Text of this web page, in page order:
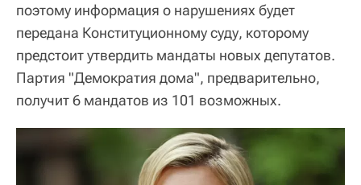
поэтому информация о нарушениях будет
передана Конституционному суду, которому
предстоит утвердить мандаты новых депутатов.
Партия "Демократия дома", предварительно,
получит 6 мандатов из 101 возможных.